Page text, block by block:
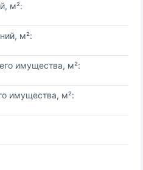
м²:
м²:
имущества, м²:
имущества, м²: